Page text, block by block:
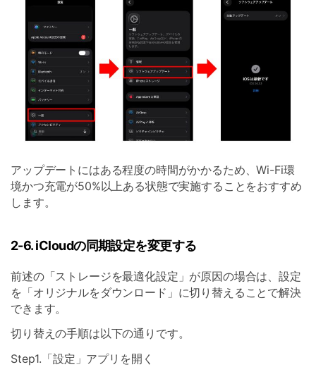
アップデートにはある程度の時間がかかるため、Wi-Fi環
境かつ充電が50%以上ある状態で実施することをおすすめ
します。
2-6. iCloudの同期設定を変更する
前述の「ストレージを最適化設定」が原因の場合は、設定
を「オリジナルをダウンロード」に切り替えることで解決
できます。
切り替えの手順は以下の通りです。
Step1.「設定」アプリを開く